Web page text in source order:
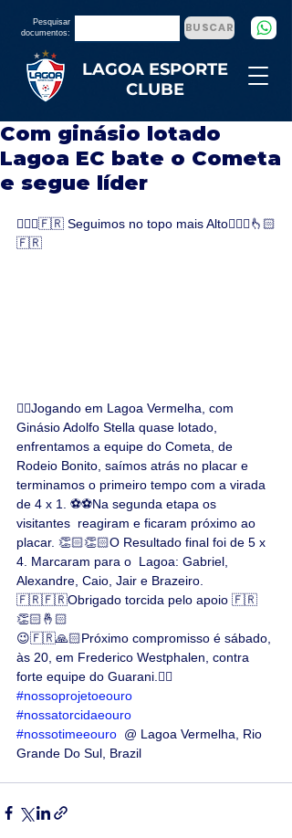
LAGOA ESPORTE
CLUBE
Pesquisar
documentos:
BUSCAR
Com ginásio lotado
Lagoa EC bate o Cometa
e segue líder
🙋🏻‍♂️🇫🇷 Seguimos no topo mais Alto🙋🏻‍♂️👆🏻
🇫🇷
👉🏻Jogando em Lagoa Vermelha, com
Ginásio Adolfo Stella quase lotado,
enfrentamos a equipe do Cometa, de
Rodeio Bonito, saímos atrás no placar e
terminamos o primeiro tempo com a virada
de 4 x 1. ⚽⚽Na segunda etapa os
visitantes  reagiram e ficaram próximo ao
placar. 👏🏻👏🏻O Resultado final foi de 5 x
4. Marcaram para o  Lagoa: Gabriel,
Alexandre, Caio, Jair e Brazeiro.
🇫🇷🇫🇷Obrigado torcida pelo apoio 🇫🇷
👏🏻🤞🏻
😉🇫🇷🙏🏻Próximo compromisso é sábado,
às 20, em Frederico Westphalen, contra
forte equipe do Guarani.👍🏻
#nossoprojetoeouro
#nossatorcidaeouro
#nossotimeeouro
  @ Lagoa Vermelha, Rio
Grande Do Sul, Brazil